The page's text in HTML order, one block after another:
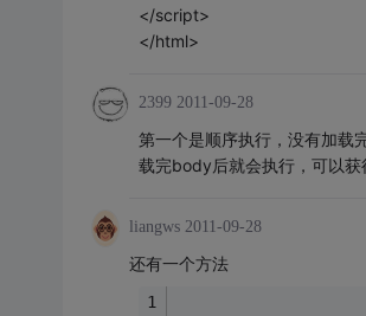
</script>
</html>
2399 2011-09-28
第一个是顺序执行，没有加载
载完body后就会执行，可以获
liangws 2011-09-28
还有一个方法